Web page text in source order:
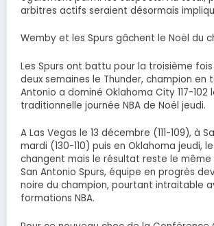
arbitres actifs seraient désormais
Wemby et les Spurs gâchent le Noël du
Les Spurs ont battu pour la troisième
deux semaines le Thunder, champion en
Antonio a dominé Oklahoma City 117-102
traditionnelle journée NBA de Noël jeudi.
A Las Vegas le 13 décembre (111-109), à
mardi (130-110) puis en Oklahoma jeudi,
changent mais le résultat reste le
San Antonio Spurs, équipe en progrès
noire du champion, pourtant intraitable
formations NBA.